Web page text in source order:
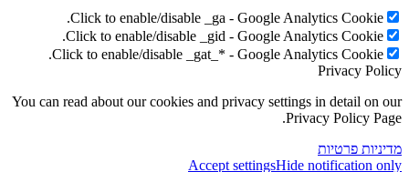
Click to enable/disable _ga - Google Analytics Cookie.
Click to enable/disable _gid - Google Analytics Cookie.
Click to enable/disable _gat_* - Google Analytics Cookie.
Privacy Policy
You can read about our cookies and privacy settings in detail on our
Privacy Policy Page.
מדיניות פרטיות
Accept settingsHide notification only